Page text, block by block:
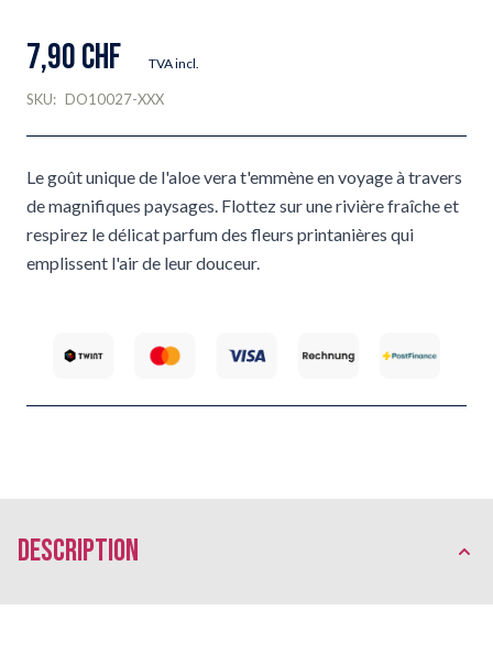
7,90 CHF TVA incl.
SKU: DO10027-XXX
Le goût unique de l'aloe vera t'emmène en voyage à travers
de magnifiques paysages. Flottez sur une rivière fraîche et
respirez le délicat parfum des fleurs printanières qui
emplissent l'air de leur douceur.
Description